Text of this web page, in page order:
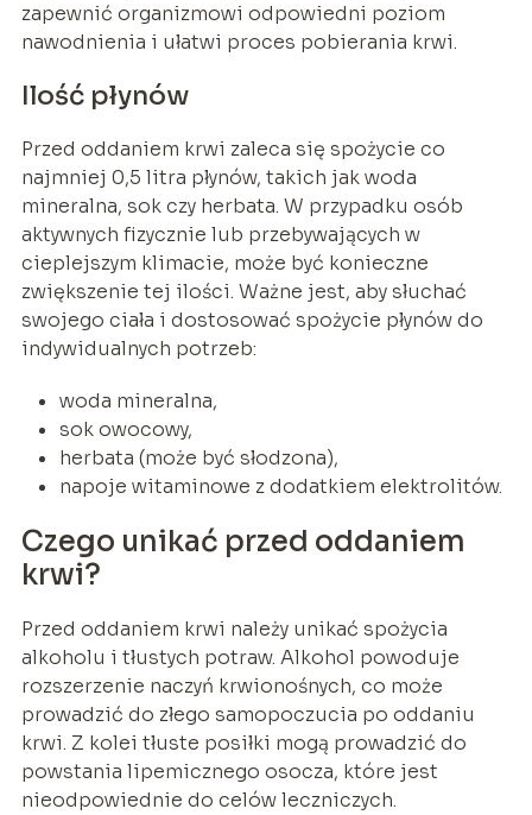
zapewnić organizmowi odpowiedni poziom
nawodnienia i ułatwi proces pobierania krwi.
Ilość płynów
Przed oddaniem krwi zaleca się spożycie co
najmniej 0,5 litra płynów, takich jak woda
mineralna, sok czy herbata. W przypadku osób
aktywnych fizycznie lub przebywających w
cieplejszym klimacie, może być konieczne
zwiększenie tej ilości. Ważne jest, aby słuchać
swojego ciała i dostosować spożycie płynów do
indywidualnych potrzeb:
woda mineralna,
sok owocowy,
herbata (może być słodzona),
napoje witaminowe z dodatkiem elektrolitów.
Czego unikać przed oddaniem
krwi?
Przed oddaniem krwi należy unikać spożycia
alkoholu i tłustych potraw. Alkohol powoduje
rozszerzenie naczyń krwionośnych, co może
prowadzić do złego samopoczucia po oddaniu
krwi. Z kolei tłuste posiłki mogą prowadzić do
powstania lipemicznego osocza, które jest
nieodpowiednie do celów leczniczych.